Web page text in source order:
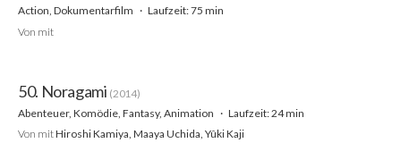
Action, Dokumentarfilm
Laufzeit: 75 min
Von mit
50. Noragami (2014)
Abenteuer, Komödie, Fantasy, Animation
Laufzeit: 24 min
Von mitHiroshi Kamiya, Maaya Uchida, Yûki Kaji